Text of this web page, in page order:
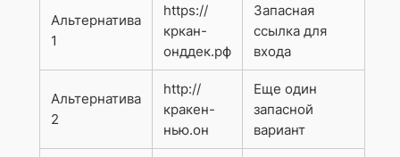
Альтернатива
1
https://
кркан-
онддек.рф
Запасная
ссылка для
входа
Альтернатива
2
http://
кракен-
нью.он
Еще один
запасной
вариант